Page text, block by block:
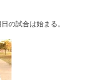
の試合は始まる。